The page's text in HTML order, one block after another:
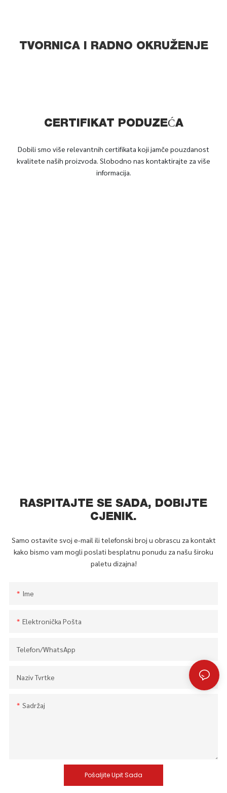
TVORNICA I RADNO OKRUŽENJE
CERTIFIKAT PODUZEĆA
Dobili smo više relevantnih certifikata koji jamče pouzdanost
kvalitete naših proizvoda. Slobodno nas kontaktirajte za više
informacija.
RASPITAJTE SE SADA, DOBIJTE
CJENIK.
Samo ostavite svoj e-mail ili telefonski broj u obrascu za kontakt
kako bismo vam mogli poslati besplatnu ponudu za našu široku
paletu dizajna!
Ime
Elektronička Pošta
Telefon/whatsApp
Naziv Tvrtke
Sadržaj
Pošaljite Upit Sada